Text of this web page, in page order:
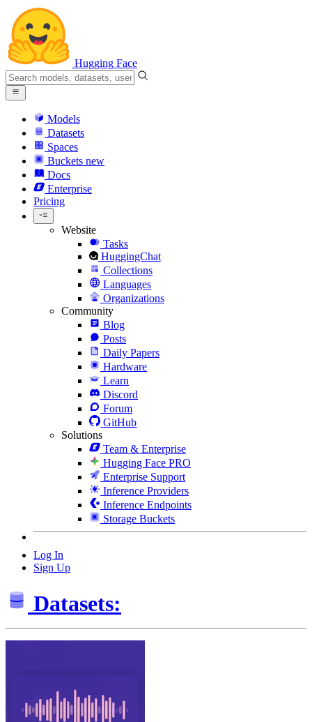
Hugging Face
Models
Datasets
Spaces
Buckets new
Docs
Enterprise
Pricing
Website
Tasks
HuggingChat
Collections
Languages
Organizations
Community
Blog
Posts
Daily Papers
Hardware
Learn
Discord
Forum
GitHub
Solutions
Team & Enterprise
Hugging Face PRO
Enterprise Support
Inference Providers
Inference Endpoints
Storage Buckets
Log In
Sign Up
Datasets: